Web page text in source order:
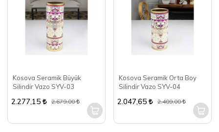
Kosova Seramik Büyük
Silindir Vazo SYV-03
2.277,15 2.679,00
Kosova Seramik Orta Boy
Silindir Vazo SYV-04
2.047,65 2.409,00